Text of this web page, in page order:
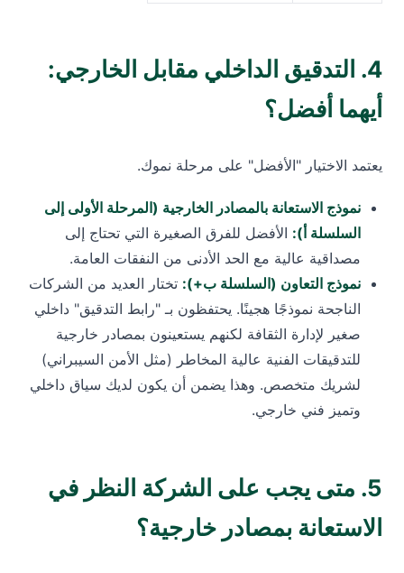
4. التدقيق الداخلي مقابل الخارجي:
أيهما أفضل؟
يعتمد الاختيار "الأفضل" على مرحلة نموك.
نموذج الاستعانة بالمصادر الخارجية (المرحلة الأولى إلى
السلسلة أ): الأفضل للفرق الصغيرة التي تحتاج إلى
مصداقية عالية مع الحد الأدنى من النفقات العامة.
نموذج التعاون (السلسلة ب+): تختار العديد من الشركات
الناجحة نموذجًا هجينًا. يحتفظون بـ "رابط التدقيق" داخلي
صغير لإدارة الثقافة لكنهم يستعينون بمصادر خارجية
للتدقيقات الفنية عالية المخاطر (مثل الأمن السيبراني)
لشريك متخصص. وهذا يضمن أن يكون لديك سياق داخلي
وتميز فني خارجي.
5. متى يجب على الشركة النظر في
الاستعانة بمصادر خارجية؟